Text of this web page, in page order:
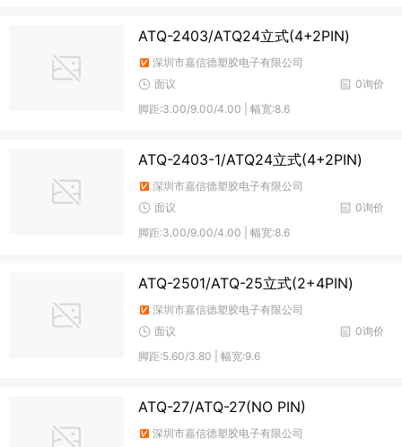
ATQ-2403/ATQ24立式(4+2PIN)
深圳市嘉信德塑胶电子有限公司
0询价
面议
脚距:3.00/9.00/4.00 | 幅宽:8.6
ATQ-2403-1/ATQ24立式(4+2PIN)
深圳市嘉信德塑胶电子有限公司
0询价
面议
脚距:3.00/9.00/4.00 | 幅宽:8.6
ATQ-2501/ATQ-25立式(2+4PIN)
深圳市嘉信德塑胶电子有限公司
0询价
面议
脚距:5.60/3.80 | 幅宽:9.6
ATQ-27/ATQ-27(NO PIN)
深圳市嘉信德塑胶电子有限公司